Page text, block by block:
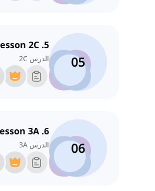
05
5. Lesson 2C
الدرس 2C
06
6. Lesson 3A
الدرس 3A